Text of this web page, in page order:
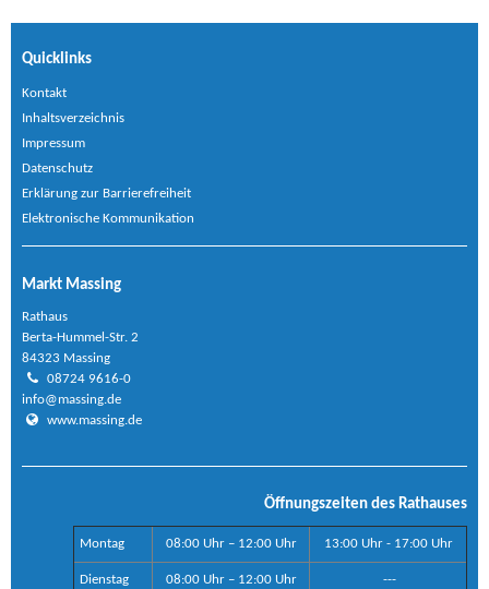
Quicklinks
Kontakt
Inhaltsverzeichnis
Impressum
Datenschutz
Erklärung zur Barrierefreiheit
Elektronische Kommunikation
Markt Massing
Rathaus
Berta-Hummel-Str. 2
84323 Massing
08724 9616-0
info@massing.de
www.massing.de
Öffnungszeiten des Rathauses
Montag 08:00 Uhr – 12:00 Uhr 13:00 Uhr - 17:00 Uhr
Dienstag 08:00 Uhr – 12:00 Uhr ---